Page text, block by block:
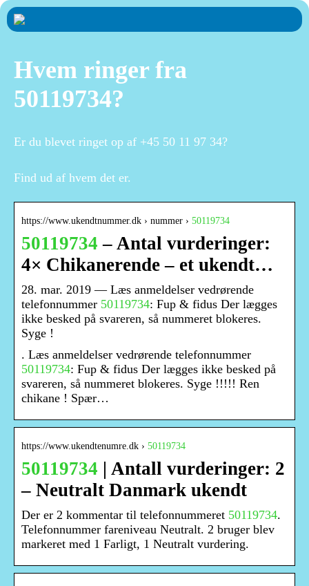
Hvem ringer fra
50119734?
Er du blevet ringet op af +45 50 11 97 34?
Find ud af hvem det er.
https://www.ukendtnummer.dk › nummer › 50119734
50119734 – Antal vurderinger:
4× Chikanerende – et ukendt…
28. mar. 2019 — Læs anmeldelser vedrørende
telefonnummer 50119734: Fup & fidus Der lægges
ikke besked på svareren, så nummeret blokeres.
Syge !
. Læs anmeldelser vedrørende telefonnummer
50119734: Fup & fidus Der lægges ikke besked på
svareren, så nummeret blokeres. Syge !!!!! Ren
chikane ! Spær…
https://www.ukendtenumre.dk › 50119734
50119734 | Antall vurderinger: 2
– Neutralt Danmark ukendt
Der er 2 kommentar til telefonnummeret 50119734.
Telefonnummer fareniveau Neutralt. 2 bruger blev
markeret med 1 Farligt, 1 Neutralt vurdering.